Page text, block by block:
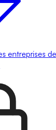
entreprises